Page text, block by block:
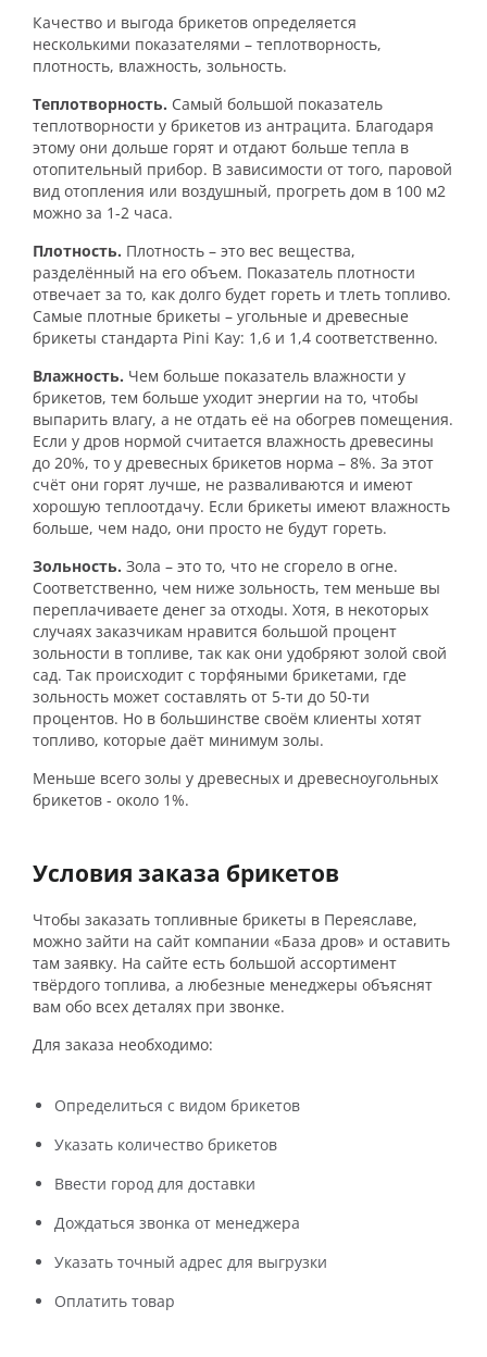
Качество и выгода брикетов определяется
несколькими показателями – теплотворность,
плотность, влажность, зольность.
Теплотворность. Самый большой показатель
теплотворности у брикетов из антрацита. Благодаря
этому они дольше горят и отдают больше тепла в
отопительный прибор. В зависимости от того, паровой
вид отопления или воздушный, прогреть дом в 100 м2
можно за 1-2 часа.
Плотность. Плотность – это вес вещества,
разделённый на его объем. Показатель плотности
отвечает за то, как долго будет гореть и тлеть топливо.
Самые плотные брикеты – угольные и древесные
брикеты стандарта Pini Kay: 1,6 и 1,4 соответственно.
Влажность. Чем больше показатель влажности у
брикетов, тем больше уходит энергии на то, чтобы
выпарить влагу, а не отдать её на обогрев помещения.
Если у дров нормой считается влажность древесины
до 20%, то у древесных брикетов норма – 8%. За этот
счёт они горят лучше, не разваливаются и имеют
хорошую теплоотдачу. Если брикеты имеют влажность
больше, чем надо, они просто не будут гореть.
Зольность. Зола – это то, что не сгорело в огне.
Соответственно, чем ниже зольность, тем меньше вы
переплачиваете денег за отходы. Хотя, в некоторых
случаях заказчикам нравится большой процент
зольности в топливе, так как они удобряют золой свой
сад. Так происходит с торфяными брикетами, где
зольность может составлять от 5-ти до 50-ти
процентов. Но в большинстве своём клиенты хотят
топливо, которые даёт минимум золы.
Меньше всего золы у древесных и древесноугольных
брикетов - около 1%.
Условия заказа брикетов
Чтобы заказать топливные брикеты в Переяславе,
можно зайти на сайт компании «База дров» и оставить
там заявку. На сайте есть большой ассортимент
твёрдого топлива, а любезные менеджеры объяснят
вам обо всех деталях при звонке.
Для заказа необходимо:
Определиться с видом брикетов
Указать количество брикетов
Ввести город для доставки
Дождаться звонка от менеджера
Указать точный адрес для выгрузки
Оплатить товар